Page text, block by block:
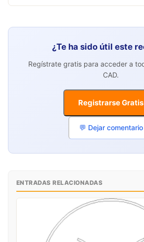
¿Te ha sido útil este
Regístrate gratis para acceder a
CAD.
Registrarse Gratis
💬 Dejar comentario
ENTRADAS RELACIONADAS